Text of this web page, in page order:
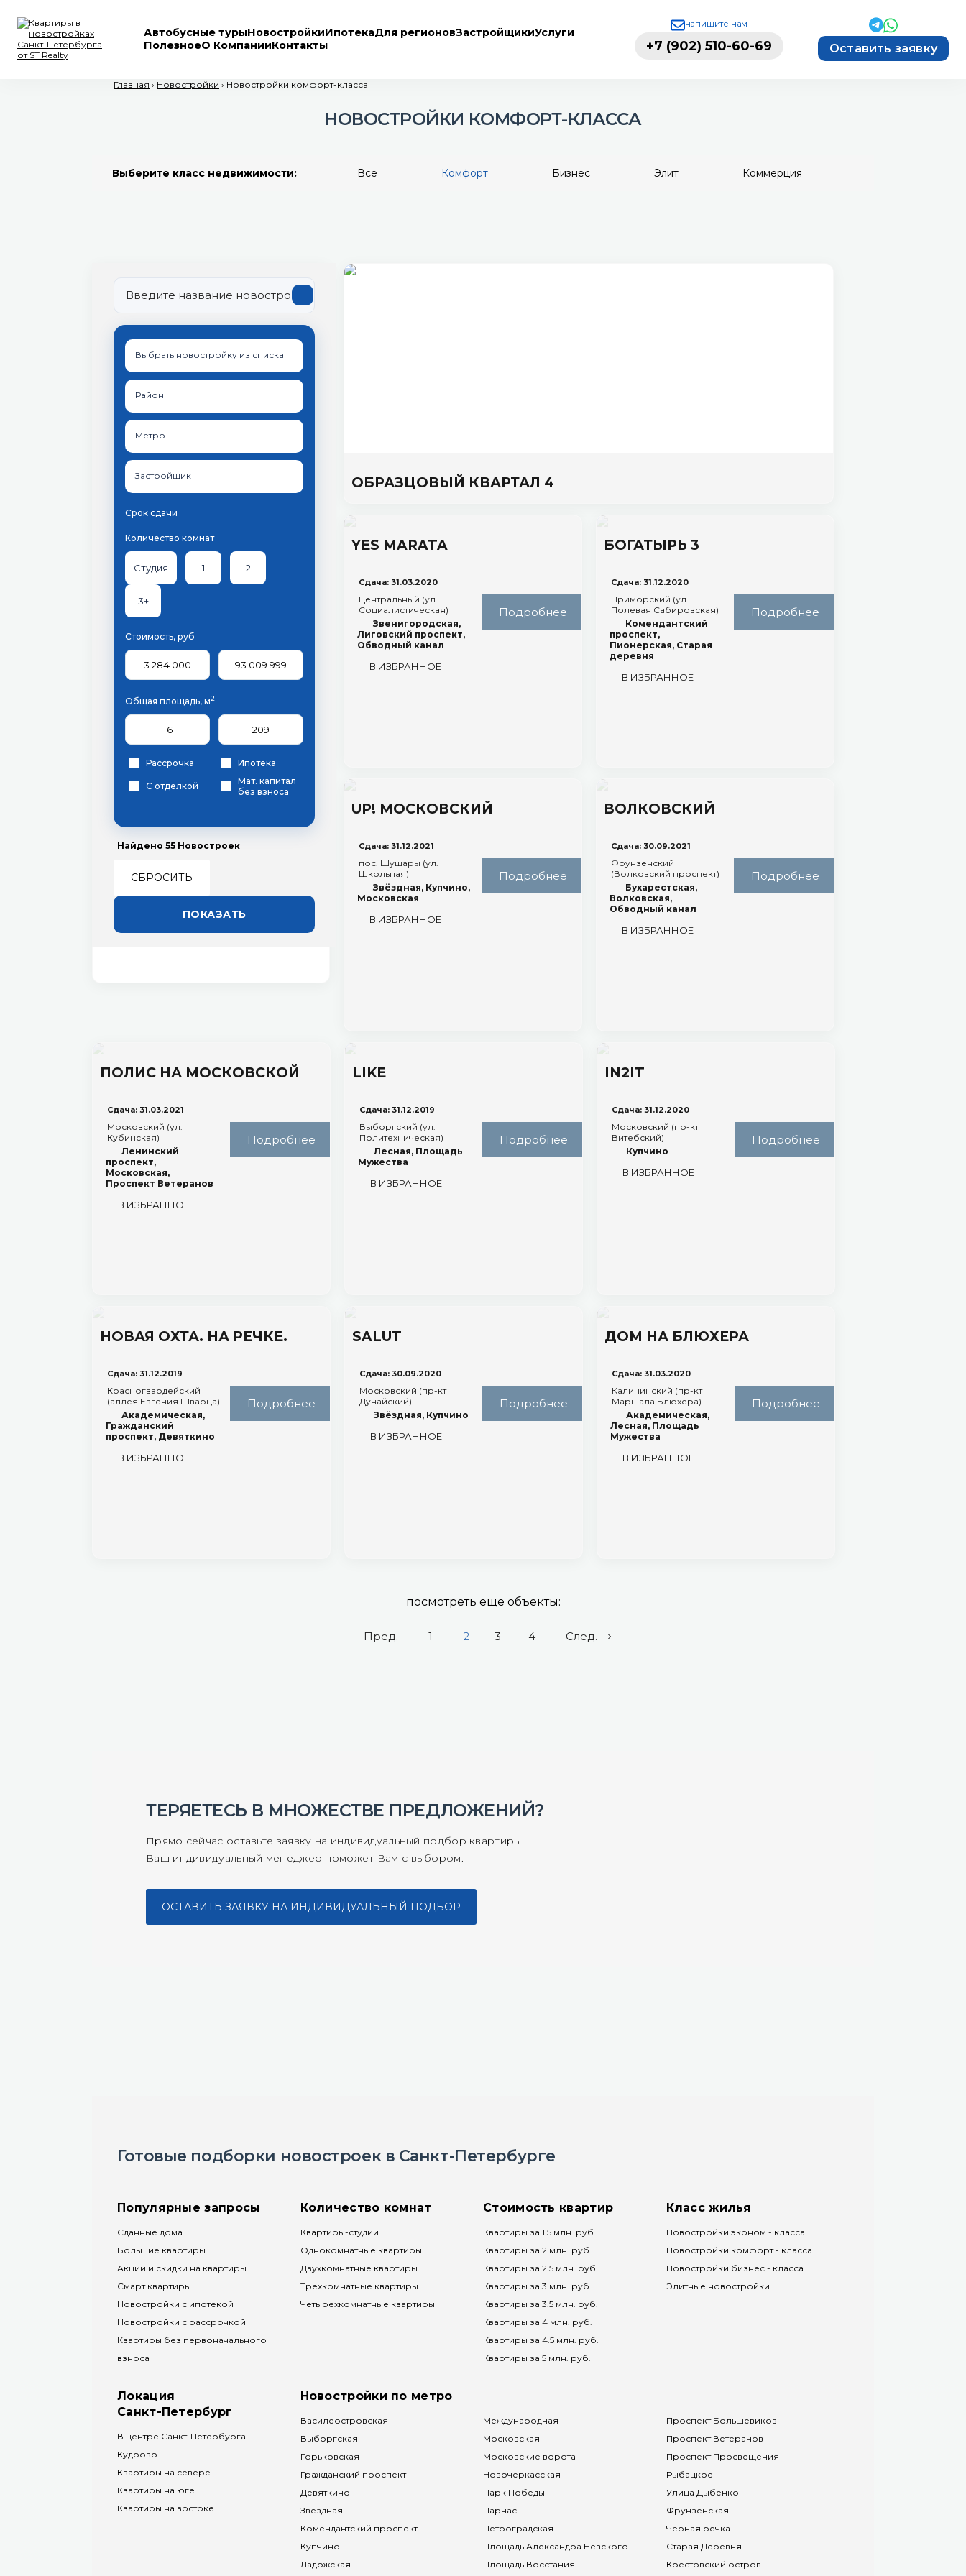
Автобусные турыНовостройкиИпотекаДля регионовЗастройщикиУслуги
ПолезноеО КомпанииКонтакты
напишите нам
+7 (902) 510-60-69 Оставить заявку
Главная › Новостройки › Новостройки комфорт-класса
НОВОСТРОЙКИ КОМФОРТ-КЛАССА
Выберите класс недвижимости: Все Комфорт Бизнес Элит Коммерция
Выбрать новостройку из списка
Район
Метро
Застройщик
Срок сдачи
Количество комнат
Студия 1 2
3+
Стоимость, руб
Общая площадь, м2
Рассрочка Ипотека
С отделкой
Мат. капитал
без взноса
Найдено 55 Новостроек
СБРОСИТЬ
ОБРАЗЦОВЫЙ КВАРТАЛ 4
Ленинский проспект
YES MARATA
Сдача: 31.03.2020
Центральный (ул.
Социалистическая)
Звенигородская,
Лиговский проспект,
Обводный канал
В ИЗБРАННОЕ
Подробнее
БОГАТЫРЬ 3
Сдача: 31.12.2020
Приморский (ул.
Полевая Сабировская)
Комендантский
проспект,
Пионерская, Старая
деревня
В ИЗБРАННОЕ
Подробнее
UP! МОСКОВСКИЙ
Сдача: 31.12.2021
пос. Шушары (ул.
Школьная)
Звёздная, Купчино,
Московская
В ИЗБРАННОЕ
Подробнее
ВОЛКОВСКИЙ
Сдача: 30.09.2021
Фрунзенский
(Волковский проспект)
Бухарестская,
Волковская,
Обводный канал
В ИЗБРАННОЕ
Подробнее
ПОЛИС НА МОСКОВСКОЙ
Сдача: 31.03.2021
Московский (ул.
Кубинская)
Ленинский
проспект,
Московская,
Проспект Ветеранов
В ИЗБРАННОЕ
Подробнее
LIKE
Сдача: 31.12.2019
Выборгский (ул.
Политехническая)
Лесная, Площадь
Мужества
В ИЗБРАННОЕ
Подробнее
IN2IT
Сдача: 31.12.2020
Московский (пр-кт
Витебский)
Купчино
В ИЗБРАННОЕ
Подробнее
НОВАЯ ОХТА. НА РЕЧКЕ.
Сдача: 31.12.2019
Красногвардейский
(аллея Евгения Шварца)
Академическая,
Гражданский
проспект, Девяткино
В ИЗБРАННОЕ
Подробнее
SALUT
Сдача: 30.09.2020
Московский (пр-кт
Дунайский)
Звёздная, Купчино
В ИЗБРАННОЕ
Подробнее
ДОМ НА БЛЮХЕРА
Сдача: 31.03.2020
Калининский (пр-кт
Маршала Блюхера)
Академическая,
Лесная, Площадь
Мужества
В ИЗБРАННОЕ
Подробнее
посмотреть еще объекты:
Пред. 1 2 3 4 След.
ТЕРЯЕТЕСЬ В МНОЖЕСТВЕ ПРЕДЛОЖЕНИЙ?
Прямо сейчас оставьте заявку на индивидуальный подбор квартиры.
Ваш индивидуальный менеджер поможет Вам с выбором.
ОСТАВИТЬ ЗАЯВКУ НА ИНДИВИДУАЛЬНЫЙ ПОДБОР
Готовые подборки новостроек в Санкт-Петербурге
Популярные запросы
Сданные дома
Большие квартиры
Акции и скидки на квартиры
Смарт квартиры
Новостройки с ипотекой
Новостройки с рассрочкой
Квартиры без первоначального
взноса
Количество комнат
Квартиры-студии
Однокомнатные квартиры
Двухкомнатные квартиры
Трехкомнатные квартиры
Четырехкомнатные квартиры
Стоимость квартир
Квартиры за 1.5 млн. руб.
Квартиры за 2 млн. руб.
Квартиры за 2.5 млн. руб.
Квартиры за 3 млн. руб.
Квартиры за 3.5 млн. руб.
Квартиры за 4 млн. руб.
Квартиры за 4.5 млн. руб.
Квартиры за 5 млн. руб.
Класс жилья
Новостройки эконом - класса
Новостройки комфорт - класса
Новостройки бизнес - класса
Элитные новостройки
Локация
Санкт-Петербург
В центре Санкт-Петербурга
Кудрово
Квартиры на севере
Квартиры на юге
Квартиры на востоке
Новостройки по метро
Василеостровская
Выборгская
Горьковская
Гражданский проспект
Девяткино
Звёздная
Комендантский проспект
Купчино
Ладожская
Международная
Московская
Московские ворота
Новочеркасская
Парк Победы
Парнас
Петроградская
Площадь Александра Невского
Площадь Восстания
Проспект Большевиков
Проспект Ветеранов
Проспект Просвещения
Рыбацкое
Улица Дыбенко
Фрунзенская
Чёрная речка
Старая Деревня
Крестовский остров